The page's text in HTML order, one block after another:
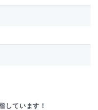
しています！